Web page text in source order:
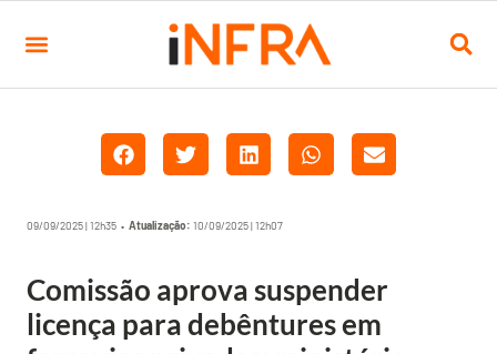
09/09/2025 | 12h35 • Atualização: 10/09/2025 | 12h07
Comissão aprova suspender
licença para debêntures em